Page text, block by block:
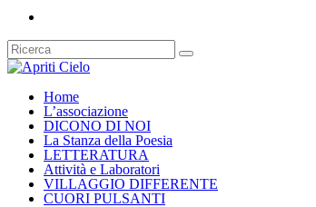
Home
L’associazione
DICONO DI NOI
La Stanza della Poesia
LETTERATURA
Attività e Laboratori
VILLAGGIO DIFFERENTE
CUORI PULSANTI